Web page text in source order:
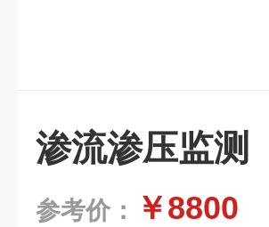
渗流渗压监测
参考价： ￥8800